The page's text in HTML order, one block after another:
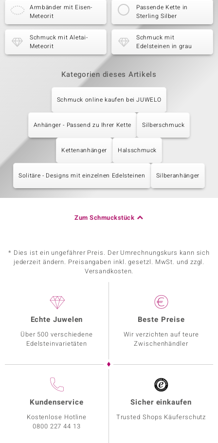
Armbänder mit Eisen-
Meteorit
Passende Kette in
Sterling Silber
Schmuck mit Aletai-
Meteorit
Schmuck mit
Edelsteinen in grau
Kategorien dieses Artikels
Schmuck online kaufen bei JUWELO
Anhänger - Passend zu Ihrer Kette Silberschmuck
Kettenanhänger Halsschmuck
Solitäre - Designs mit einzelnen Edelsteinen Silberanhänger
Zum Schmuckstück
* Dies ist ein ungefährer Preis. Der Umrechnungskurs kann sich
jederzeit ändern. Preisangaben inkl. gesetzl. MwSt. und zzgl.
Versandkosten.
Echte Juwelen
Über 500 verschiedene
Edelsteinvarietäten
Beste Preise
Wir verzichten auf teure
Zwischenhändler
Kundenservice
Kostenlose Hotline
0800 227 44 13
Sicher einkaufen
Trusted Shops Käuferschutz